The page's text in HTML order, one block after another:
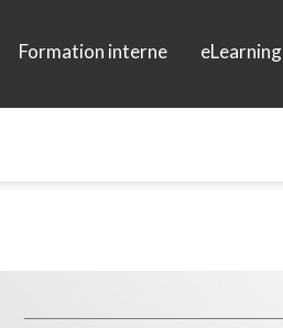
Formation interne eLearning